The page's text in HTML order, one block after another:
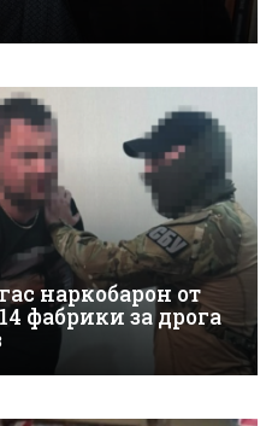
наркобарон от
фабрики за дрога